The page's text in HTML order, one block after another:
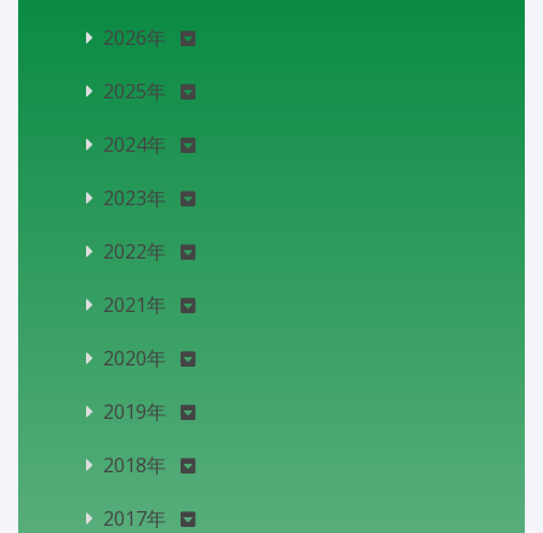
2026年
2025年
2024年
2023年
2022年
2021年
2020年
2019年
2018年
2017年